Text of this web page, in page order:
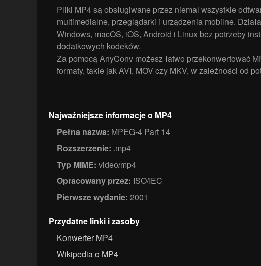
Pliki MP4 są obsługiwane przez niemal wszystkie
multimedialne, przeglądarki i urządzenia mobilne.
Windows, macOS, iOS, Android i Linux bez potrzeby
dodatkowych kodeków.
Za pomocą AnyConv możesz łatwo przekonwertować
formaty, takie jak AVI, MOV czy MKV, w zależności od
Najważniejsze informacje o MP4
Pełna nazwa: MPEG-4 Part 14
Rozszerzenie: .mp4
Typ MIME: video/mp4
Opracowany przez: ISO/IEC
Pierwsze wydanie: 2001
Przydatne linki i zasoby
Konwerter MP4
Wikipedia o MP4